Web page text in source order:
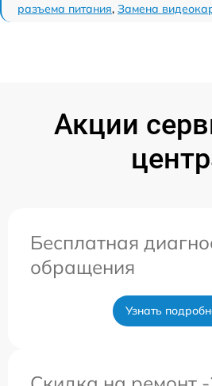
разъема питания, Замена
Акции
Бесплатная
обращения
Узнать